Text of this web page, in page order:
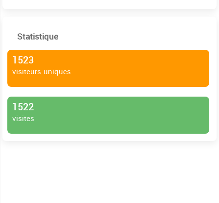
Statistique
1523
visiteurs uniques
1522
visites